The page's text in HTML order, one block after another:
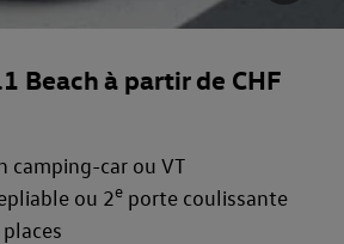
Beach à partir de CHF
camping-car ou VT
ou 2e porte coulissante